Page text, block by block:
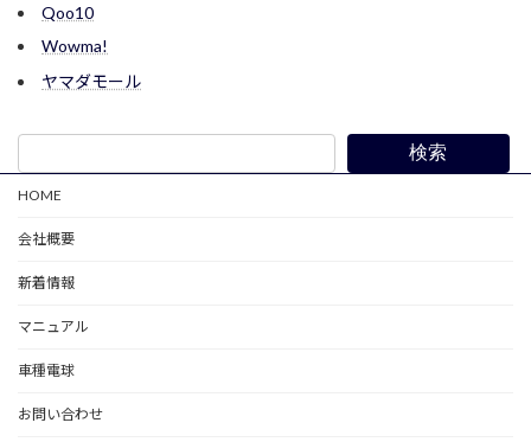
Qoo10
Wowma!
ヤマダモール
検索
HOME
会社概要
新着情報
マニュアル
車種電球
お問い合わせ